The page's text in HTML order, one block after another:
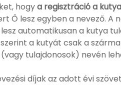
lenne, kérjük
utca 29.
hogya regisztráció a
Ő lesz egyben a nevező. A
automatikusan a kutya
a kutyát csak a
tulajdonosok) nevén
díjak az adott évi